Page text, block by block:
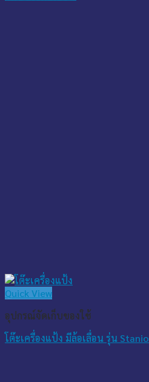
Quick View
อุปกรณ์จัดเก็บของใช้
โต๊ะเครื่องแป้ง มีล้อเลื่อน รุ่น Stanio